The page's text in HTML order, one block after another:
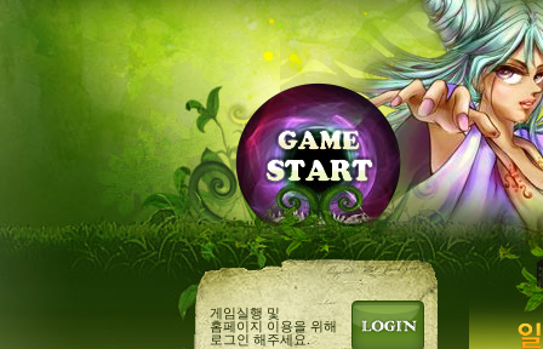
게임실행 및
홈페이지 이용을 위해
로그인 해주세요.
얘들아